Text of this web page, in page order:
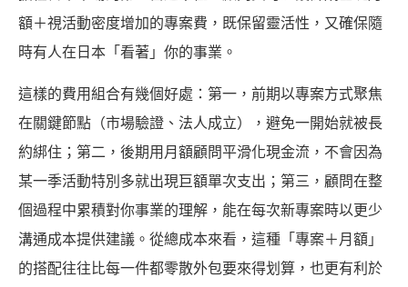
額＋視活動密度增加的專案費，既保留靈活性，又確保隨
時有人在日本「看著」你的事業。
這樣的費用組合有幾個好處：第一，前期以專案方式聚焦
在關鍵節點（市場驗證、法人成立），避免一開始就被長
約綁住；第二，後期用月額顧問平滑化現金流，不會因為
某一季活動特別多就出現巨額單次支出；第三，顧問在整
個過程中累積對你事業的理解，能在每次新專案時以更少
溝通成本提供建議。從總成本來看，這種「專案＋月額」
的搭配往往比每一件都零散外包要來得划算，也更有利於